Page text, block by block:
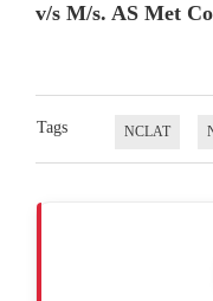
v/s M/s. AS Met
Tags NCLAT